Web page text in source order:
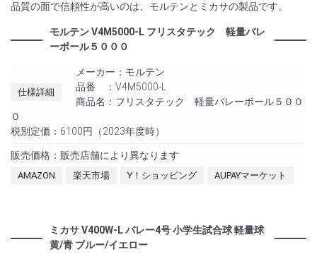
品質の面で信頼性が高いのは、モルテンとミカサの製品です。
モルテン V4M5000-L フリスタテック 軽量バレ
ーボール５０００
仕様詳細
メーカー：モルテン
品番 ：V4M5000-L
商品名：フリスタテック 軽量バレーボール５００
０
税別定価：6100円（2023年度時）
販売価格：販売店舗により異なります
AMAZON 楽天市場 Y！ショッピング AUPAYマーケット
ミカサ V400W-L バレー4号 小学生試合球 軽量球
黄/青 ブルー/イエロー